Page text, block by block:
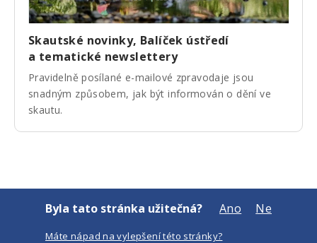
Skautské novinky, Balíček ústředí
a tematické newslettery
Pravidelně posílané e-mailové zpravodaje jsou
snadným způsobem, jak být informován o dění ve
skautu.
Byla tato stránka užitečná? Ano Ne
Máte nápad na vylepšení této stránky?